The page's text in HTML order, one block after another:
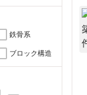
鉄骨系
ブロック構造